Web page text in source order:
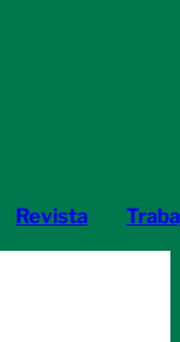
Revista